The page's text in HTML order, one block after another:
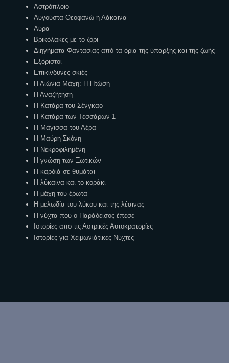
Αστρόπλοιο
Αυγούστα Θεοφανώ η Λάκαινα
Αύρα
Βρικόλακες με το ζόρι
Διηγήματα Φαντασίας από τα όρια της ύπαρξης και της ζωής
Εξόριστοι
Επικίνδυνες σκιές
Η Αιώνια Μάχη: Η Πτώση
Η Αναζήτηση
Η Κατάρα του Σένγκαο
Η Κατάρα των Τεσσάρων 1
Η Μάγισσα του Αέρα
Η Μαύρη Σκόνη
Η Νεκροφιλημένη
Η γνώση των Ξωτικών
Η καρδιά σε θυμάται
Η λύκαινα και το κοράκι
Η μάχη του έρωτα
Η μελωδία του λύκου και της λέαινας
Η νύχτα που ο Παράδεισος έπεσε
Ιστορίες απο τις Αστρικές Αυτοκρατορίες
Ιστορίες για Χειμωνιάτικες Νύχτες